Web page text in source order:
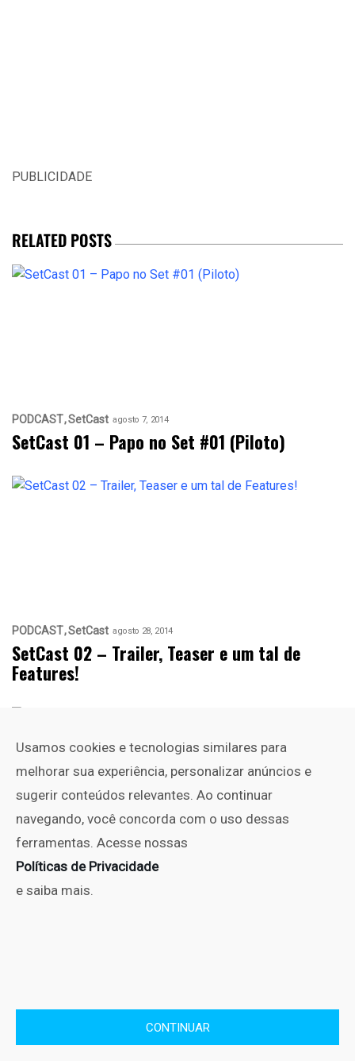
Usamos cookies e tecnologias similares para
melhorar sua experiência, personalizar anúncios e
sugerir conteúdos relevantes. Ao continuar
navegando, você concorda com o uso dessas
ferramentas. Acesse nossas
Políticas de Privacidade
e saiba mais.
CONTINUAR
PUBLICIDADE
RELATED POSTS
PODCAST SetCast agosto 7, 2014
SetCast 01 – Papo no Set #01 (Piloto)
PODCAST SetCast agosto 28, 2014
SetCast 02 – Trailer, Teaser e um tal de
Features!
PODCAST SetCast outubro 16, 2014
SetCast 03 – Especial dia das Crianças com
Jéssica Esteves
Copyright © No Set 2010 - 2025. Todos os direitos Reservados.